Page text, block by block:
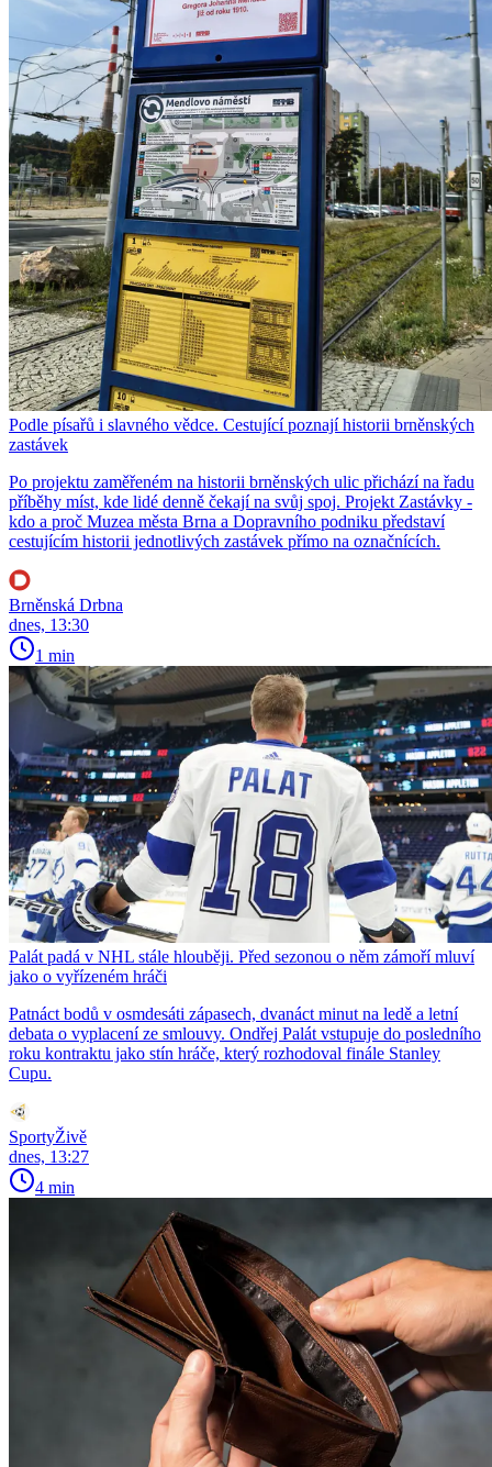
Podle písařů i slavného vědce. Cestující poznají historii brněnských
zastávek
Po projektu zaměřeném na historii brněnských ulic přichází na řadu
příběhy míst, kde lidé denně čekají na svůj spoj. Projekt Zastávky -
kdo a proč Muzea města Brna a Dopravního podniku představí
cestujícím historii jednotlivých zastávek přímo na označnících.
Brněnská Drbna
dnes, 13:30
1 min
Palát padá v NHL stále hlouběji. Před sezonou o něm zámoří mluví
jako o vyřízeném hráči
Patnáct bodů v osmdesáti zápasech, dvanáct minut na ledě a letní
debata o vyplacení ze smlouvy. Ondřej Palát vstupuje do posledního
roku kontraktu jako stín hráče, který rozhodoval finále Stanley
Cupu.
SportyŽivě
dnes, 13:27
4 min